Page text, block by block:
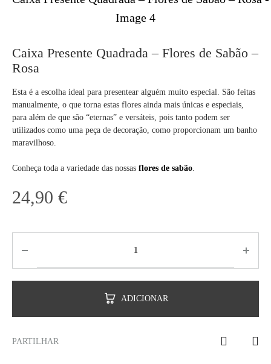
Caixa Presente Quadrada – Flores de Sabão –
Rosa
Esta é a escolha ideal para presentear alguém muito especial. São feitas
manualmente, o que torna estas flores ainda mais únicas e especiais,
para além de que são “eternas” e versáteis, pois tanto podem ser
utilizados como uma peça de decoração, como proporcionam um banho
maravilhoso.
Conheça toda a variedade das nossas flores de sabão.
24,90 €
ADICIONAR
PARTILHAR